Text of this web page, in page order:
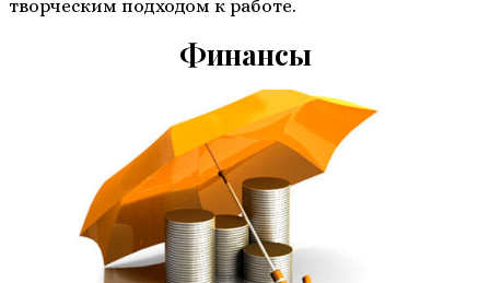
творческим подходом к работе.
Финансы